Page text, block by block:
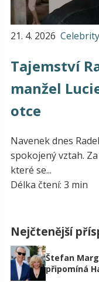
21. 4. 2026 Celebrity
Tajemství
manžel
otce
Navenek dnes
spokojený vztah.
které se...
Délka čtení: 3 min
Nejčtenější
Štefan
připomíná